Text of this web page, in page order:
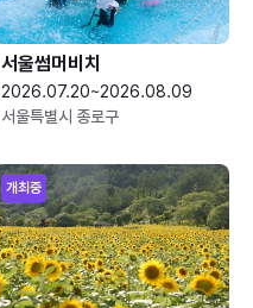
서울썸머비치
2026.07.20~2026.08.09
서울특별시 종로구
개최중